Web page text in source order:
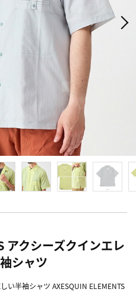
アクシーズクインエレ
シャツ
い半袖シャツ AXESQUIN ELEMENTS